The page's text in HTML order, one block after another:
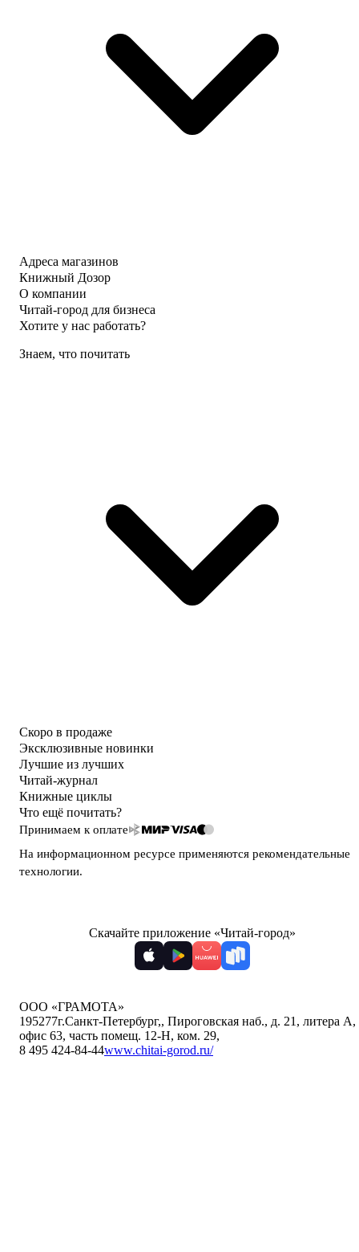
Адреса магазинов
Книжный Дозор
О компании
Читай-город для бизнеса
Хотите у нас работать?
Знаем, что почитать
Скоро в продаже
Эксклюзивные новинки
Лучшие из лучших
Читай-журнал
Книжные циклы
Что ещё почитать?
Принимаем к оплате
На информационном ресурсе применяются рекомендательные
технологии.
Скачайте приложение «Читай-город»
ООО «ГРАМОТА»
195277г.Санкт-Петербург,, Пироговская наб., д. 21, литера А,
офис 63, часть помещ. 12-Н, ком. 29,
8 495 424-84-44www.chitai-gorod.ru/